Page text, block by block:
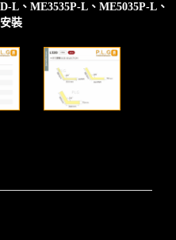
L、ME3535P-L、ME5035P-L、
裝